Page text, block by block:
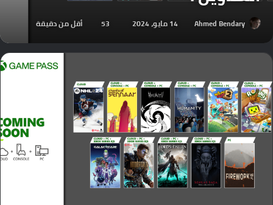
Ahmed Bendary 14 مايو، 2024 53 أقل من دقيقة